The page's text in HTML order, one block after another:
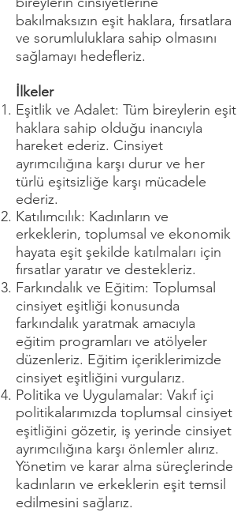
bakılmaksızın eşit haklara, fırsatlara
ve sorumluluklara sahip olmasını
sağlamayı hedefleriz.
İlkeler
Eşitlik ve Adalet: Tüm bireylerin eşit
haklara sahip olduğu inancıyla
hareket ederiz. Cinsiyet
ayrımcılığına karşı durur ve her
türlü eşitsizliğe karşı mücadele
ederiz.
Katılımcılık: Kadınların ve
erkeklerin, toplumsal ve ekonomik
hayata eşit şekilde katılmaları için
fırsatlar yaratır ve destekleriz.
Farkındalık ve Eğitim: Toplumsal
cinsiyet eşitliği konusunda
farkındalık yaratmak amacıyla
eğitim programları ve atölyeler
düzenleriz. Eğitim içeriklerimizde
cinsiyet eşitliğini vurgularız.
Politika ve Uygulamalar: Vakıf içi
politikalarımızda toplumsal cinsiyet
eşitliğini gözetir, iş yerinde cinsiyet
ayrımcılığına karşı önlemler alırız.
Yönetim ve karar alma süreçlerinde
kadınların ve erkeklerin eşit temsil
edilmesini sağlarız.